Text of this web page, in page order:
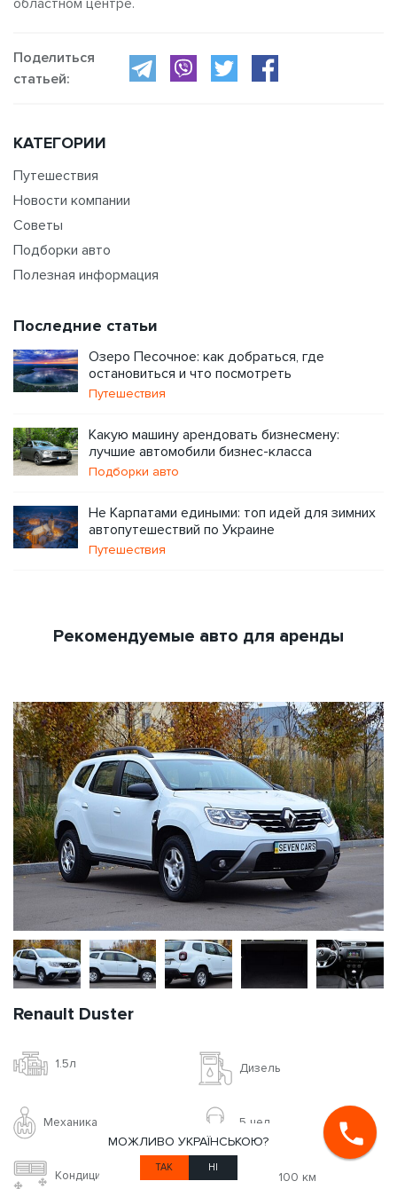
МОЖЛИВО УКРАЇНСЬКОЮ?
ТАК НІ
Поделиться
статьей:
КАТЕГОРИИ
Путешествия
Новости компании
Советы
Подборки авто
Полезная информация
Последние статьи
Озеро Песочное: как добраться, где
остановиться и что посмотреть
Путешествия
Какую машину арендовать бизнесмену:
лучшие автомобили бизнес-класса
Подборки авто
Не Карпатами едиными: топ идей для зимних
автопутешествий по Украине
Путешествия
Рекомендуемые авто для аренды
Renault Duster
1.5л Дизель
Механика 5 чел
Кондиционер 5.4 л / 100 км